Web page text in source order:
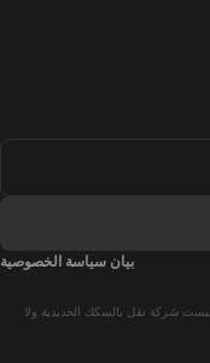
شركة نقل بالسكك الحديدية ولا
بيان سياسة الخصوصية